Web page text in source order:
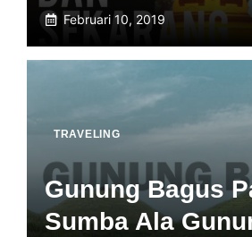
Februari 10, 2019
TRAVELING
Gunung Bagus
Sumba Ala